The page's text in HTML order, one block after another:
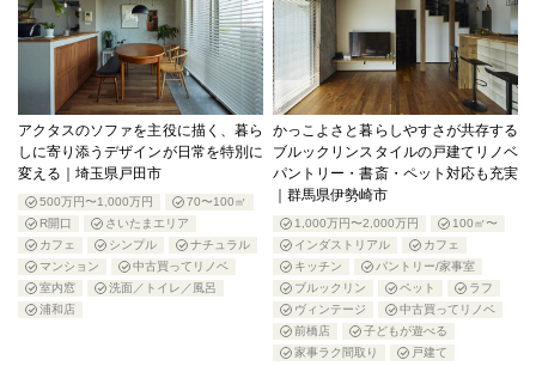
アクタスのソファを主役に描く、暮ら
しに寄り添うデザインが日常を特別に
変える｜埼玉県戸田市
500万円〜1,000万円
70〜100㎡
R開口
さいたまエリア
カフェ
シンプル
ナチュラル
マンション
中古買ってリノベ
室内窓
洗面／トイレ／風呂
浦和店
かっこよさと暮らしやすさが共存する
ブルックリンスタイルの戸建てリノベ
パントリー・書斎・ペット対応も充実
｜群馬県伊勢崎市
1,000万円〜2,000万円
100㎡〜
インダストリアル
カフェ
キッチン
パントリー/家事室
ブルックリン
ペット
ラフ
ヴィンテージ
中古買ってリノベ
前橋店
子どもが遊べる
家事ラク間取り
戸建て